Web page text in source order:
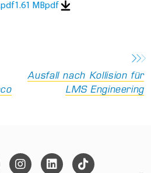
1.61 MBpdf
Ausfall nach Kollision für
LMS Engineering